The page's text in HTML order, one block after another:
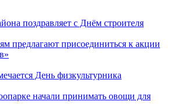
поздравляет с Днём строителя
предлагают присоединиться к акции
День физкультурника
начали принимать овощи для